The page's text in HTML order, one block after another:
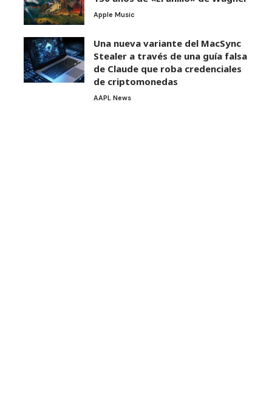
Apple Music
Una nueva variante del MacSync
Stealer a través de una guía falsa
de Claude que roba credenciales
de criptomonedas
AAPL News